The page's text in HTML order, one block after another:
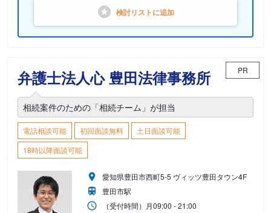
検討リストに追加
弁護士法人心 豊田法律事務所 PR
相続案件のための「相続チーム」が担当
電話相談可能 初回面談無料
土日面談可能
18時以降面談可能
愛知県豊田市西町5-5 ヴィッツ豊田タウン4F
豊田市駅
（受付時間） 月09:00 - 21:00